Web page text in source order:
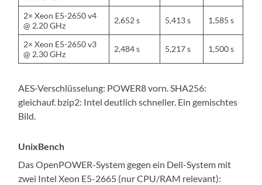
2× Xeon E5-2650 v4
@ 2.20 GHz
2,652 s 5,413 s 1,585 s
2× Xeon E5-2650 v3
@ 2.30 GHz
2,484 s 5,217 s 1,500 s
AES-Verschlüsselung: POWER8 vorn. SHA256:
gleichauf. bzip2: Intel deutlich schneller. Ein gemischtes
Bild.
UnixBench
Das OpenPOWER-System gegen ein Dell-System mit
zwei Intel Xeon E5-2665 (nur CPU/RAM relevant):